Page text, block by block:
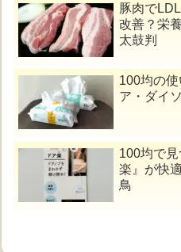
豚肉で
改善？栄
太鼓判
100均の
ア・ダイ
100均で
楽』が快
鳥